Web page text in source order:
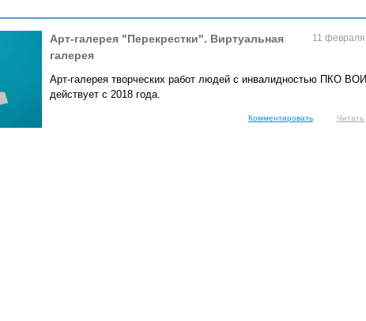
11
Арт-галерея "Перекрестки". Виртуальная
галерея
Арт-галерея творческих работ людей с инвалидностью ПКО ВОИ
действует с 2018 года.
Читать
Комментировать